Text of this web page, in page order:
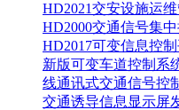
HD2021交安设施运
HD2000交通信号集
HD2017可变信息控制
新版可变车道控制系
线通讯式交通信号控
交通诱导信息显示屏